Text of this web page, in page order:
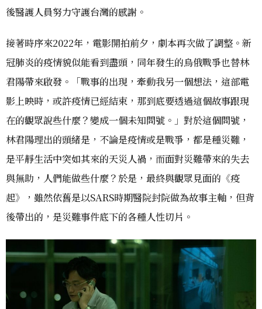
後醫護人員努力守護台灣的感謝。
接著時序來2022年，電影開拍前夕，劇本再次做了調整。新
冠肺炎的疫情貌似能看到盡頭，同年發生的烏俄戰爭也替林
君陽帶來啟發。「戰事的出現，牽動我另一個想法，這部電
影上映時，或許疫情已經結束，那到底要透過這個故事跟現
在的觀眾說些什麼？變成一個未知問號。」對於這個問號，
林君陽理出的頭緒是，不論是疫情或是戰爭，都是種災難，
是平靜生活中突如其來的天災人禍，而面對災難帶來的失去
與無助，人們能做些什麼？於是，最終與觀眾見面的《疫
起》，雖然依舊是以SARS時期醫院封院做為故事主軸，但背
後帶出的，是災難事件底下的各種人性切片。